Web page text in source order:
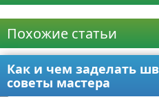
Похожие статьи
Как и чем заделать
советы мастера